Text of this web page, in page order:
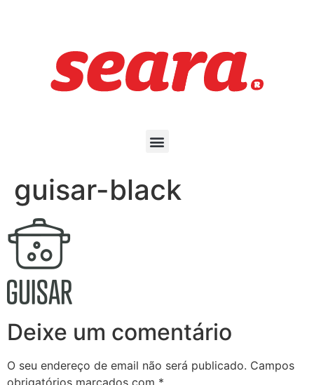
guisar-black
Deixe um comentário
O seu endereço de email não será publicado. Campos
obrigatórios marcados com *